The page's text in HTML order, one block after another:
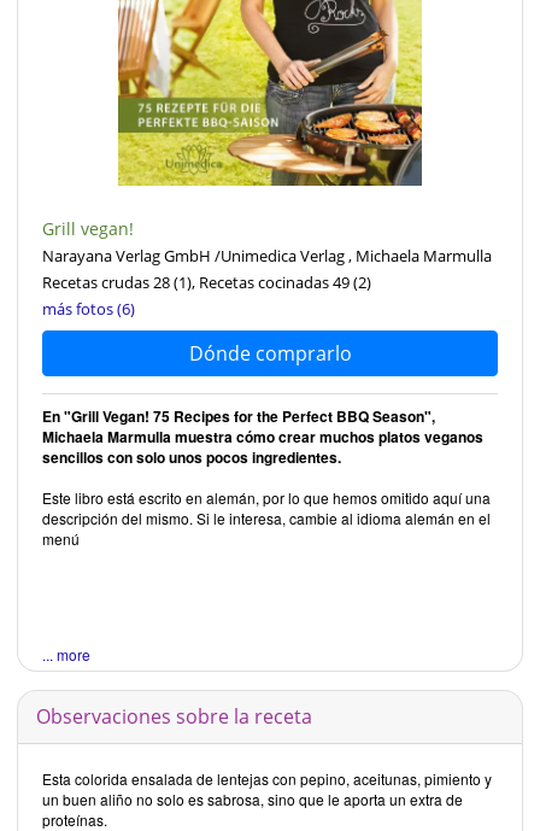
Grill vegan!
Narayana Verlag GmbH /Unimedica Verlag , Michaela Marmulla
Recetas crudas 28(1), Recetas cocinadas 49(2)
más fotos (6)
Dónde comprarlo
En "Grill Vegan! 75 Recipes for the Perfect BBQ Season",
Michaela Marmulla muestra cómo crear muchos platos veganos
sencillos con solo unos pocos ingredientes.
Este libro está escrito en alemán, por lo que hemos omitido aquí una
descripción del mismo. Si le interesa, cambie al idioma alemán en el
menú
... more
Observaciones sobre la receta
Esta colorida ensalada de lentejas con pepino, aceitunas, pimiento y
un buen aliño no solo es sabrosa, sino que le aporta un extra de
proteínas.